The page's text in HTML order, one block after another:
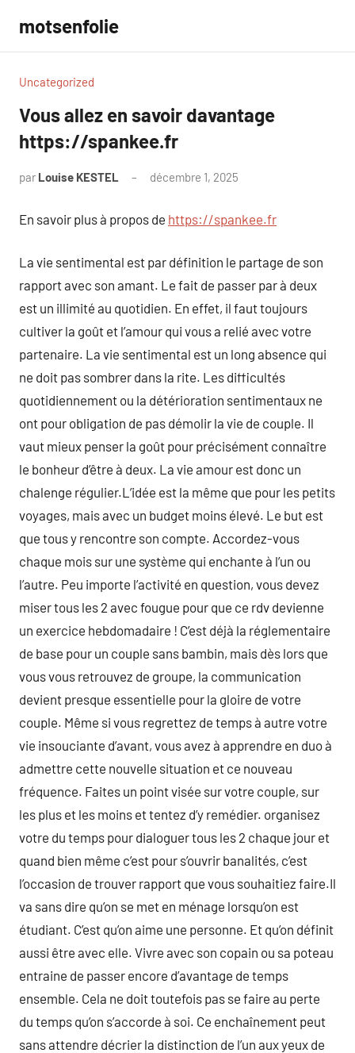
contenu
motsenfolie
Uncategorized
Vous allez en savoir davantage
https://spankee.fr
par Louise KESTEL décembre 1, 2025
En savoir plus à propos de https://spankee.fr
La vie sentimental est par définition le partage de son
rapport avec son amant. Le fait de passer par à deux
est un illimité au quotidien. En effet, il faut toujours
cultiver la goût et l’amour qui vous a relié avec votre
partenaire. La vie sentimental est un long absence qui
ne doit pas sombrer dans la rite. Les difficultés
quotidiennement ou la détérioration sentimentaux ne
ont pour obligation de pas démolir la vie de couple. Il
vaut mieux penser la goût pour précisément connaître
le bonheur d’être à deux. La vie amour est donc un
chalenge régulier.L’idée est la même que pour les petits
voyages, mais avec un budget moins élevé. Le but est
que tous y rencontre son compte. Accordez-vous
chaque mois sur une système qui enchante à l’un ou
l’autre. Peu importe l’activité en question, vous devez
miser tous les 2 avec fougue pour que ce rdv devienne
un exercice hebdomadaire ! C’est déjà la réglementaire
de base pour un couple sans bambin, mais dès lors que
vous vous retrouvez de groupe, la communication
devient presque essentielle pour la gloire de votre
couple. Même si vous regrettez de temps à autre votre
vie insouciante d’avant, vous avez à apprendre en duo à
admettre cette nouvelle situation et ce nouveau
fréquence. Faites un point visée sur votre couple, sur
les plus et les moins et tentez d’y remédier. organisez
votre du temps pour dialoguer tous les 2 chaque jour et
quand bien même c’est pour s’ouvrir banalités, c’est
l’occasion de trouver rapport que vous souhaitiez faire.Il
va sans dire qu’on se met en ménage lorsqu’on est
étudiant. C’est qu’on aime une personne. Et qu’on définit
aussi être avec elle. Vivre avec son copain ou sa poteau
entraine de passer encore d’avantage de temps
ensemble. Cela ne doit toutefois pas se faire au perte
du temps qu’on s’accorde à soi. Ce enchaînement peut
sans attendre décrier la distinction de l’un aux yeux de